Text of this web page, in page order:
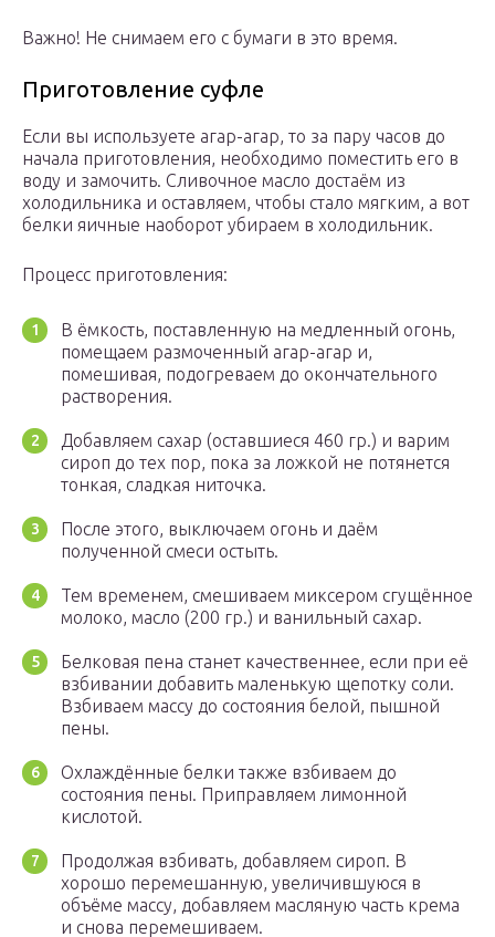
Важно! Не снимаем его с бумаги в это время.
Приготовление суфле
Если вы используете агар-агар, то за пару часов до
начала приготовления, необходимо поместить его в
воду и замочить. Сливочное масло достаём из
холодильника и оставляем, чтобы стало мягким, а вот
белки яичные наоборот убираем в холодильник.
Процесс приготовления:
В ёмкость, поставленную на медленный огонь,
помещаем размоченный агар-агар и,
помешивая, подогреваем до окончательного
растворения.
Добавляем сахар (оставшиеся 460 гр.) и варим
сироп до тех пор, пока за ложкой не потянется
тонкая, сладкая ниточка.
После этого, выключаем огонь и даём
полученной смеси остыть.
Тем временем, смешиваем миксером сгущённое
молоко, масло (200 гр.) и ванильный сахар.
Белковая пена станет качественнее, если при её
взбивании добавить маленькую щепотку соли.
Взбиваем массу до состояния белой, пышной
пены.
Охлаждённые белки также взбиваем до
состояния пены. Приправляем лимонной
кислотой.
Продолжая взбивать, добавляем сироп. В
хорошо перемешанную, увеличившуюся в
объёме массу, добавляем масляную часть крема
и снова перемешиваем.